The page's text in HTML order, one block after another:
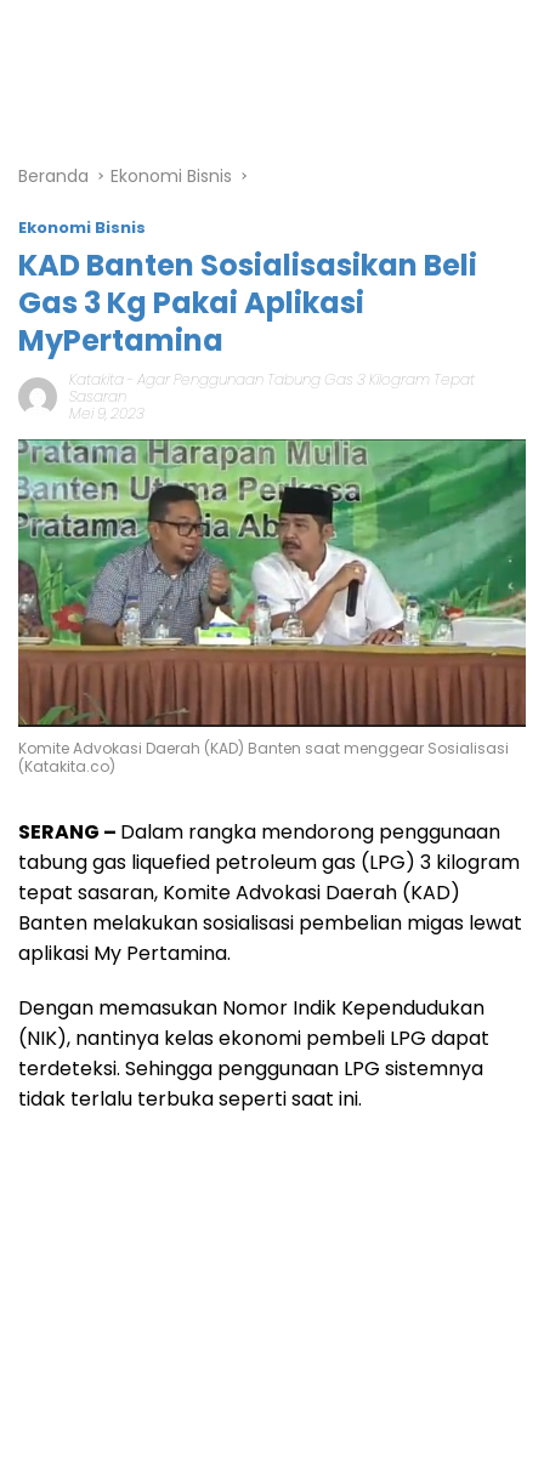
Beranda Ekonomi Bisnis
Ekonomi Bisnis
KAD Banten Sosialisasikan Beli
Gas 3 Kg Pakai Aplikasi
MyPertamina
Katakita- Agar Penggunaan Tabung Gas 3 Kilogram Tepat
Sasaran
Mei 9, 2023
Komite Advokasi Daerah (KAD) Banten saat menggear Sosialisasi
(Katakita.co)
SERANG – Dalam rangka mendorong penggunaan
tabung gas liquefied petroleum gas (LPG) 3 kilogram
tepat sasaran, Komite Advokasi Daerah (KAD)
Banten melakukan sosialisasi pembelian migas lewat
aplikasi My Pertamina.
Dengan memasukan Nomor Indik Kependudukan
(NIK), nantinya kelas ekonomi pembeli LPG dapat
terdeteksi. Sehingga penggunaan LPG sistemnya
tidak terlalu terbuka seperti saat ini.